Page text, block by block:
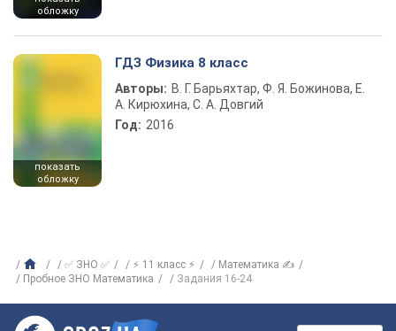
обложку
показать
обложку
ГДЗ Физика 8 класс
Авторы: В. Г. Барьяхтар, Ф. Я. Божинова, Е.
А. Кирюхина, С. А. Довгий
Год: 2016
✅ ЗНО ✅ ⚡ 11 класс ⚡
Математика ✍
Пробное ЗНО Математика
Задания 16-24